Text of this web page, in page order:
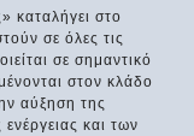
καταλήγει στο
σε όλες τις
σε σημαντικό
στον κλάδο
αύξηση της
και των